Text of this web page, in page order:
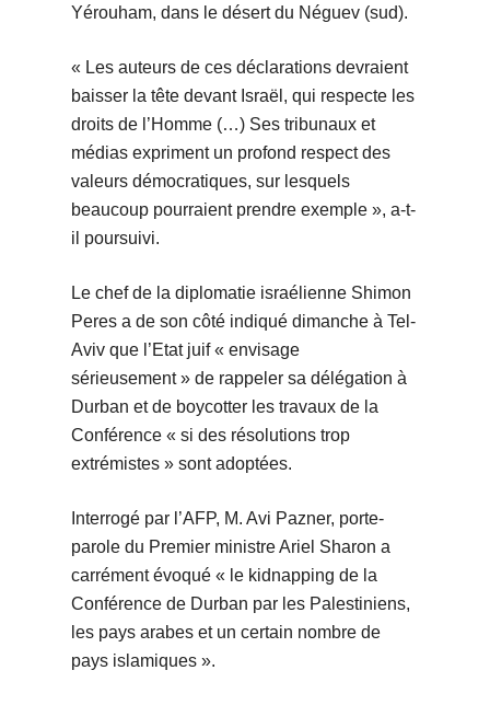
Yérouham, dans le désert du Néguev (sud).
« Les auteurs de ces déclarations devraient
baisser la tête devant Israël, qui respecte les
droits de l’Homme (…) Ses tribunaux et
médias expriment un profond respect des
valeurs démocratiques, sur lesquels
beaucoup pourraient prendre exemple », a-t-
il poursuivi.
Le chef de la diplomatie israélienne Shimon
Peres a de son côté indiqué dimanche à Tel-
Aviv que l’Etat juif « envisage
sérieusement » de rappeler sa délégation à
Durban et de boycotter les travaux de la
Conférence « si des résolutions trop
extrémistes » sont adoptées.
Interrogé par l’AFP, M. Avi Pazner, porte-
parole du Premier ministre Ariel Sharon a
carrément évoqué « le kidnapping de la
Conférence de Durban par les Palestiniens,
les pays arabes et un certain nombre de
pays islamiques ».